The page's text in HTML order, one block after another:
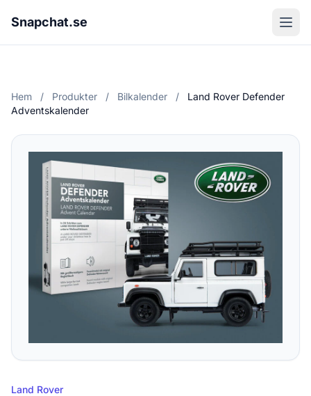
Snapchat.se
Hem / Produkter / Bilkalender /
Land Rover Defender
Adventskalender
Land Rover